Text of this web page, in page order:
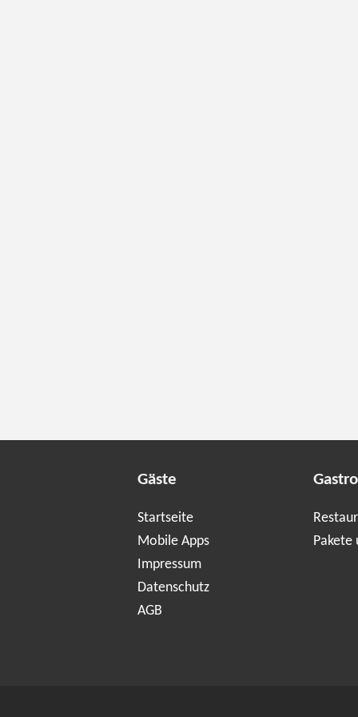
Gäste
Startseite
Mobile Apps
Impressum
Datenschutz
AGB
Pakete